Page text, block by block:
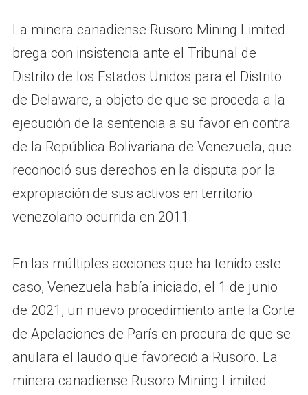
La minera canadiense Rusoro Mining Limited
brega con insistencia ante el Tribunal de
Distrito de los Estados Unidos para el Distrito
de Delaware, a objeto de que se proceda a la
ejecución de la sentencia a su favor en contra
de la República Bolivariana de Venezuela, que
reconoció sus derechos en la disputa por la
expropiación de sus activos en territorio
venezolano ocurrida en 2011.
En las múltiples acciones que ha tenido este
caso, Venezuela había iniciado, el 1 de junio
de 2021, un nuevo procedimiento ante la Corte
de Apelaciones de París en procura de que se
anulara el laudo que favoreció a Rusoro. La
minera canadiense Rusoro Mining Limited